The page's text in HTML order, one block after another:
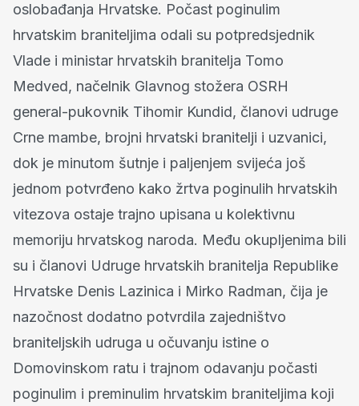
oslobađanja Hrvatske. Počast poginulim
hrvatskim braniteljima odali su potpredsjednik
Vlade i ministar hrvatskih branitelja Tomo
Medved, načelnik Glavnog stožera OSRH
general-pukovnik Tihomir Kundid, članovi udruge
Crne mambe, brojni hrvatski branitelji i uzvanici,
dok je minutom šutnje i paljenjem svijeća još
jednom potvrđeno kako žrtva poginulih hrvatskih
vitezova ostaje trajno upisana u kolektivnu
memoriju hrvatskog naroda. Među okupljenima bili
su i članovi Udruge hrvatskih branitelja Republike
Hrvatske Denis Lazinica i Mirko Radman, čija je
nazočnost dodatno potvrdila zajedništvo
braniteljskih udruga u očuvanju istine o
Domovinskom ratu i trajnom odavanju počasti
poginulim i preminulim hrvatskim braniteljima koji